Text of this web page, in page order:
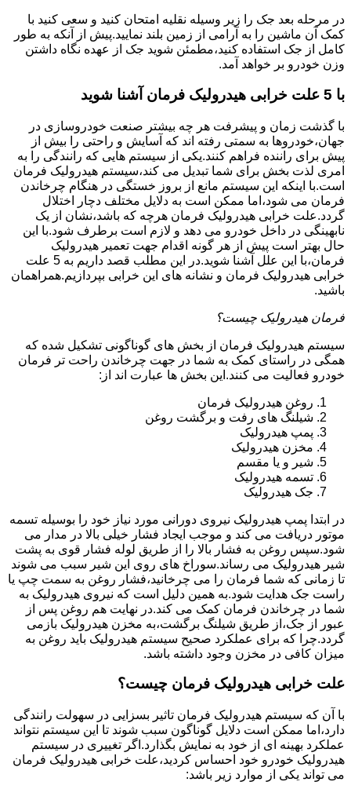
در مرحله بعد جک را زیر وسیله نقلیه امتحان کنید و سعی کنید با
کمک آن ماشین را به آرامی از زمین بلند نمایید.پیش از آنکه به طور
کامل از جک استفاده کنید،مطمئن شوید جک از عهده نگاه داشتن
وزن خودرو بر خواهد آمد.
با 5 علت خرابی هیدرولیک فرمان آشنا شوید
با گذشت زمان و پیشرفت هر چه بیشتر صنعت خودروسازی در
جهان،خودروها به سمتی رفته اند که آسایش و راحتی را بیش از
پیش برای راننده فراهم کنند.یکی از سیستم هایی که رانندگی را به
امری لذت بخش برای شما تبدیل می کند،سیستم هیدرولیک فرمان
است.با اینکه این سیستم مانع از بروز خستگی در هنگام چرخاندن
فرمان می شود،اما ممکن است به دلایل مختلف دچار اختلال
گردد.علت خرابی هیدرولیک فرمان هرچه که باشد،نشان از یک
نابهینگی در داخل خودرو می دهد و لازم است برطرف شود.با این
حال بهتر است پیش از هر گونه اقدام جهت تعمیر هیدرولیک
فرمان،با این علل آشنا شوید.در این مطلب قصد داریم به 5 علت
خرابی هیدرولیک فرمان و نشانه های این خرابی بپردازیم.همراهمان
باشید.
فرمان هیدرولیک چیست؟
سیستم هیدرولیک فرمان از بخش های گوناگونی تشکیل شده که
همگی در راستای کمک به شما در جهت چرخاندن راحت تر فرمان
خودرو فعالیت می کنند.این بخش ها عبارت اند از:
روغن هیدرولیک فرمان
شیلنگ های رفت و برگشت روغن
پمپ هیدرولیک
مخزن هیدرولیک
شیر و یا مقسم
تسمه هیدرولیک
جک هیدرولیک
در ابتدا پمپ هیدرولیک نیروی دورانی مورد نیاز خود را بوسیله تسمه
موتور دریافت می کند و موجب ایجاد فشار خیلی بالا در مدار می
شود.سپس روغن به فشار بالا را از طریق لوله فشار قوی به پشت
شیر هیدرولیک می رساند.سوراخ های روی این شیر سبب می شوند
تا زمانی که شما فرمان را می چرخانید،فشار روغن به سمت چپ یا
راست جک هدایت شود.به همین دلیل است که نیروی هیدرولیک به
شما در چرخاندن فرمان کمک می کند.در نهایت هم روغن پس از
عبور از جک،از طریق شیلنگ برگشت،به مخزن هیدرولیک بازمی
گردد.چرا که برای عملکرد صحیح سیستم هیدرولیک باید روغن به
میزان کافی در مخزن وجود داشته باشد.
علت خرابی هیدرولیک فرمان چیست؟
با آن که سیستم هیدرولیک فرمان تاثیر بسزایی در سهولت رانندگی
دارد،اما ممکن است دلایل گوناگون سبب شوند تا این سیستم نتواند
عملکرد بهینه ای از خود به نمایش بگذارد.اگر تغییری در سیستم
هیدرولیک خودرو خود احساس کردید،علت خرابی هیدرولیک فرمان
می تواند یکی از موارد زیر باشد: